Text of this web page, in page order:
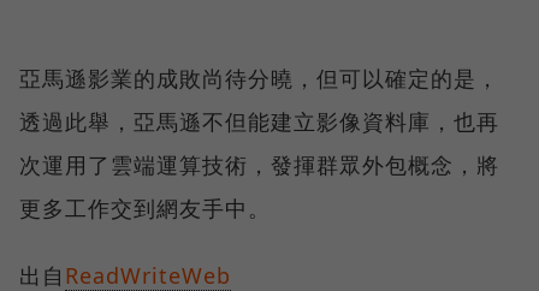
亞馬遜影業的成敗尚待分曉，但可以確定的是，
透過此舉，亞馬遜不但能建立影像資料庫，也再
次運用了雲端運算技術，發揮群眾外包概念，將
更多工作交到網友手中。
出自 ReadWriteWeb